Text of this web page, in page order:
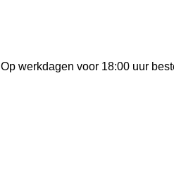
Op werkdagen voor 18:00 uur